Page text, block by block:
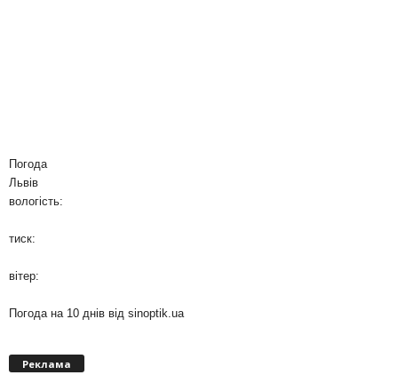
Погода
Львів
вологість:
тиск:
вітер:
Погода на 10 днів від sinoptik.ua
Реклама